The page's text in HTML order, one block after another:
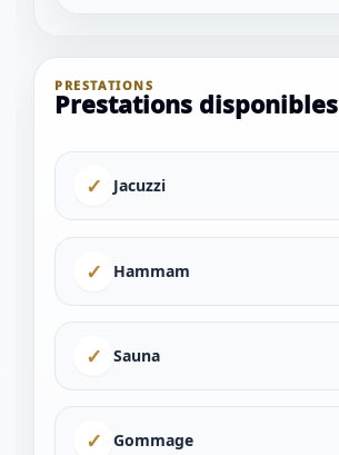
PRESTATIONS
Prestations disponibles
✓ Jacuzzi
✓ Hammam
✓ Sauna
✓ Gommage
⛶